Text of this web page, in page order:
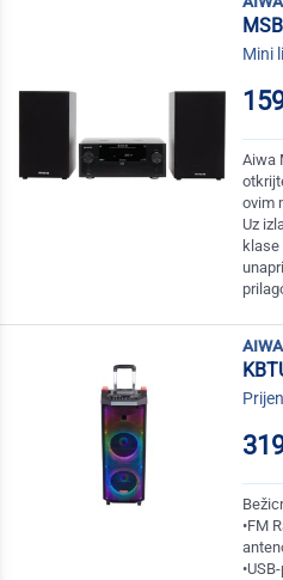
Mini
Aiwa
ovim
Uz
klase
aiwa
•FM